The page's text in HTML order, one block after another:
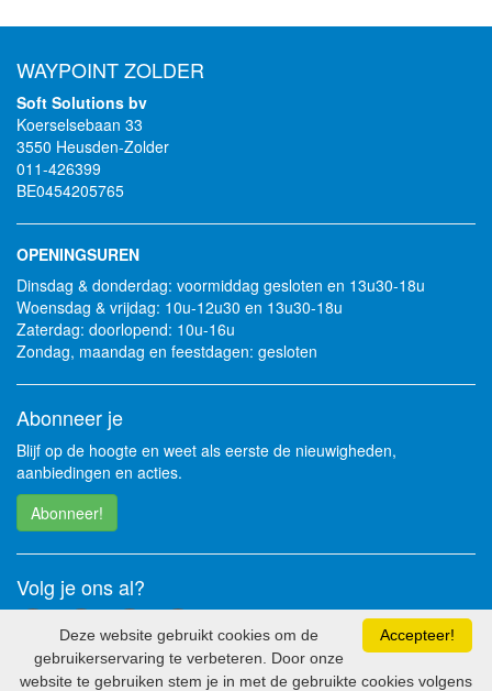
WAYPOINT ZOLDER
Soft Solutions bv
Koerselsebaan 33
3550 Heusden-Zolder
011-426399
BE0454205765
OPENINGSUREN
Dinsdag & donderdag: voormiddag gesloten en 13u30-18u
Woensdag & vrijdag: 10u-12u30 en 13u30-18u
Zaterdag: doorlopend: 10u-16u
Zondag, maandag en feestdagen: gesloten
Abonneer je
Blijf op de hoogte en weet als eerste de nieuwigheden,
aanbiedingen en acties.
Abonneer!
Volg je ons al?
Accepteer!
Deze website gebruikt cookies om de
gebruikerservaring te verbeteren. Door onze
website te gebruiken stem je in met de gebruikte cookies volgens